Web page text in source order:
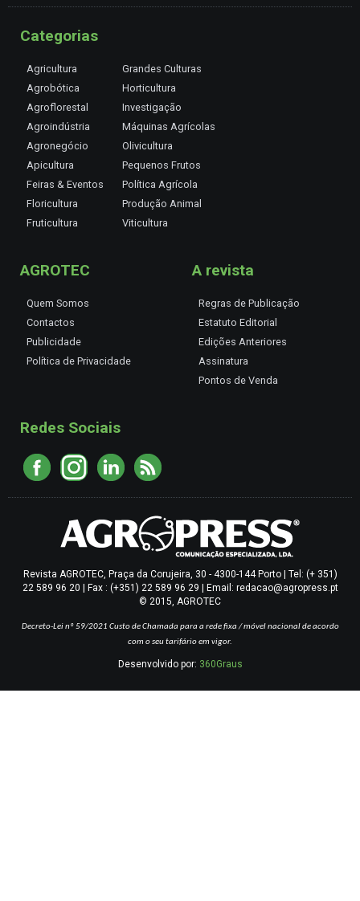
Categorias
Agricultura
Agrobótica
Agroflorestal
Agroindústria
Agronegócio
Apicultura
Feiras & Eventos
Floricultura
Fruticultura
Grandes Culturas
Horticultura
Investigação
Máquinas Agrícolas
Olivicultura
Pequenos Frutos
Política Agrícola
Produção Animal
Viticultura
AGROTEC
Quem Somos
Contactos
Publicidade
Política de Privacidade
A revista
Regras de Publicação
Estatuto Editorial
Edições Anteriores
Assinatura
Pontos de Venda
Redes Sociais
Revista AGROTEC, Praça da Corujeira, 30 - 4300-144 Porto | Tel: (+ 351)
22 589 96 20 | Fax : (+351) 22 589 96 29 | Email: redacao@agropress.pt
© 2015, AGROTEC
Decreto-Lei nº 59/2021 Custo de Chamada para a rede fixa / móvel nacional de acordo
com o seu tarifário em vigor.
Desenvolvido por: 360Graus